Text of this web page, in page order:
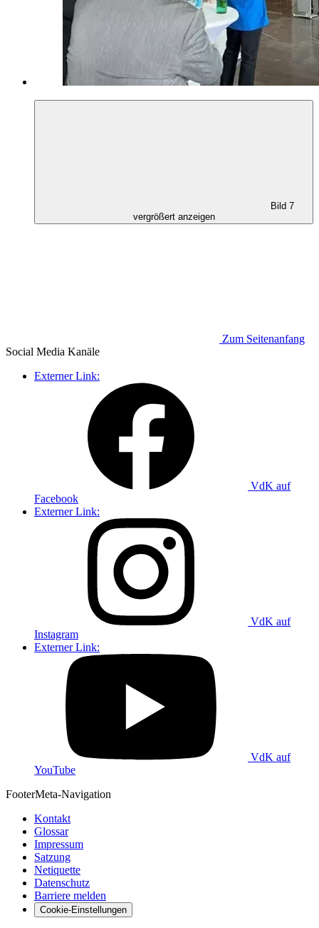
Bild 7
vergrößert anzeigen
Zum Seitenanfang
Social Media Kanäle
Externer Link:
VdK auf
Facebook
Externer Link:
VdK auf
Instagram
Externer Link:
VdK auf
YouTube
FooterMeta-Navigation
Kontakt
Glossar
Impressum
Satzung
Netiquette
Datenschutz
Barriere melden
Cookie-Einstellungen